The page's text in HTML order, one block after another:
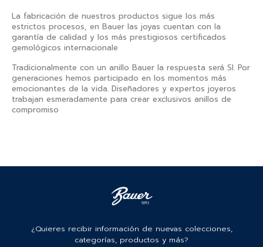
La fabricación de nuestros productos sigue los más
estrictos procesos, en Bauer las joyas cuentan con la
garantía de calidad y los más prestigiosos certificados
gemológicos internacionale
Tradicionalmente con un anillo Bauer la respuesta será SI. Por
generaciones hemos participado en los momentos más
emocionantes de la vida. Diseñadores y expertos joyeros
trabajan esmeradamente para crear exclusivos anillos de
compromiso
¿Quieres recibir información de nuevas colecciones,
categorías, productos y más?